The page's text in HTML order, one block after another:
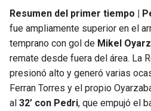
Resumen del primer tiempo |
fue ampliamente superior en el
temprano con gol de Mikel
remate desde fuera del área. La
presionó alto y generó varias
Ferran Torres y el propio
al 32’ con Pedri, que empujó el